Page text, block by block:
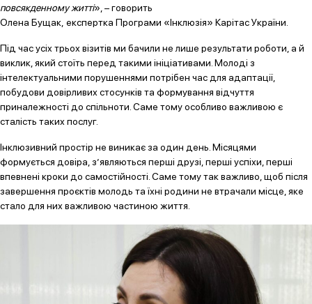
повсякденному житті», – говорить
Олена Бущак, експертка Програми «Інклюзія» Карітас України.
Під час усіх трьох візитів ми бачили не лише результати роботи, а й
виклик, який стоїть перед такими ініціативами. Молоді з
інтелектуальними порушеннями потрібен час для адаптації,
побудови довірливих стосунків та формування відчуття
приналежності до спільноти. Саме тому особливо важливою є
сталість таких послуг.
Інклюзивний простір не виникає за один день. Місяцями
формується довіра, з’являються перші друзі, перші успіхи, перші
впевнені кроки до самостійності. Саме тому так важливо, щоб після
завершення проєктів молодь та їхні родини не втрачали місце, яке
стало для них важливою частиною життя.